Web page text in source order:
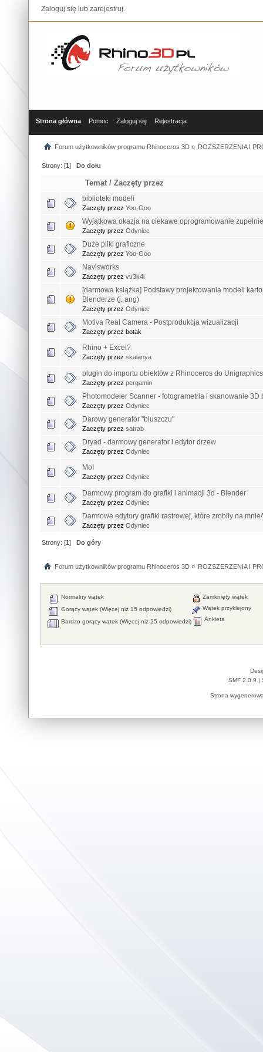
Zaloguj się lub zarejestruj.
Strona główna Pomoc Zaloguj się Rejestracja
Forum użytkowników programu Rhinoceros 3D» ROZSZERZENIA I
Strony: [1]Do dołu
Temat /Zaczęty przez
biblioteki modeli
Zaczęty przez Yoo-Goo
Wyjątkowa okazja na ciekawe oprogramowanie
Zaczęty przez Odyniec
Duże pliki graficzne
Zaczęty przez Yoo-Goo
Navisworks
Zaczęty przez vv3k4i
[darmowa książka] Podstawy projektowania modeli
Blenderze (j. ang)
Zaczęty przez Odyniec
Motiva Real Camera - Postprodukcja wizualizacji
Zaczęty przez botak
Rhino + Excel?
Zaczęty przez skalanya
plugin do importu obiektów z Rhinoceros do Unigraphics
Zaczęty przez pergamin
Photomodeler Scanner - fotogrametria i skanowanie 3D
Zaczęty przez Odyniec
Darowy generator "bluszczu"
Zaczęty przez satrab
Dryad - darmowy generator i edytor drzew
Zaczęty przez Odyniec
MoI
Zaczęty przez Odyniec
Darmowy program do grafiki i animacji 3d - Blender
Zaczęty przez Odyniec
Darmowe edytory grafiki rastrowej, które zrobiły na
Zaczęty przez Odyniec
Strony: [1]Do góry
Forum użytkowników programu Rhinoceros 3D» ROZSZERZENIA I
Normalny wątek
Gorący wątek (Więcej niż 15 odpowiedzi)
Bardzo gorący wątek (Więcej niż 25 odpowiedzi)
Zamknięty wątek
Wątek przyklejony
Ankieta
SMF 2.0.9 |
Strona